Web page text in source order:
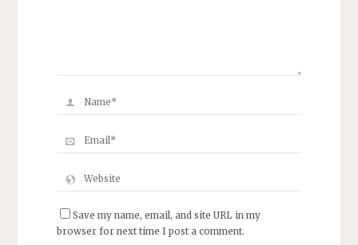
Save my name, email, and site URL in my
browser for next time I post a comment.